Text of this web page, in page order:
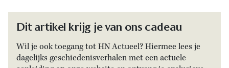
Dit artikel krijg je van ons cadeau
Wil je ook toegang tot HN Actueel? Hiermee lees je
dagelijks geschiedenisverhalen met een actuele